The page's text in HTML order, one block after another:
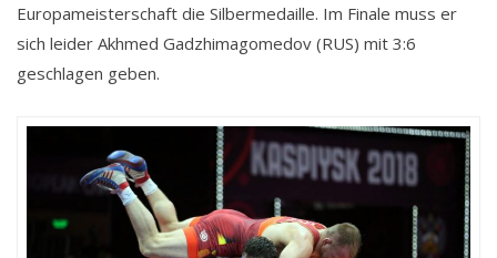
Europameisterschaft die Silbermedaille. Im Finale muss er
sich leider Akhmed Gadzhimagomedov (RUS) mit 3:6
geschlagen geben.